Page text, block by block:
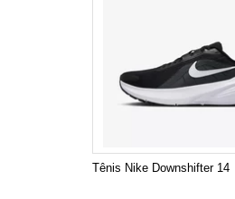
Tênis Nike Downshifter 14